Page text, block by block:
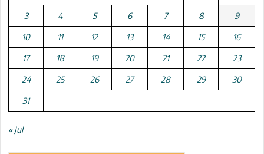
3 4 5 6 7 8 9
10 11 12 13 14 15 16
17 18 19 20 21 22 23
24 25 26 27 28 29 30
31
« Jul